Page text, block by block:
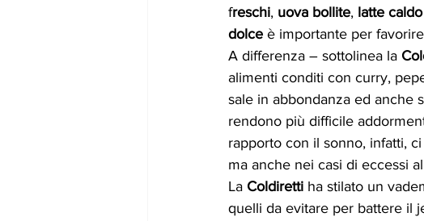
freschi, uova bollite, latte caldo
dolce è importante per
A differenza – sottolinea la
alimenti conditi con curry,
sale in abbondanza ed anche
rendono più difficile
rapporto con il sonno, infatti,
ma anche nei casi di eccessi
La Coldiretti ha stilato un
quelli da evitare per battere il